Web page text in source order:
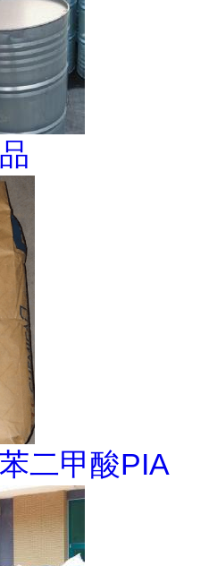
二甲酸PIA